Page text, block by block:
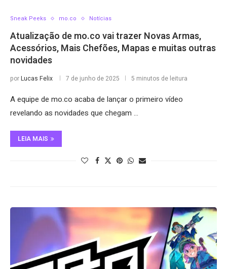
Sneak Peeks mo.co Notícias
Atualização de mo.co vai trazer Novas Armas,
Acessórios, Mais Chefões, Mapas e muitas outras
novidades
porLucas Felix 7 de junho de 2025 5 minutos de leitura
A equipe de mo.co acaba de lançar o primeiro vídeo
revelando as novidades que chegam …
LEIA MAIS